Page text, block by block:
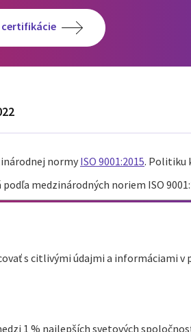
certifikácie
normy ISO 9001:2015. Politiku
medzinárodných noriem ISO
s citlivými údajmi a informáciami
1 % najlepších svetových